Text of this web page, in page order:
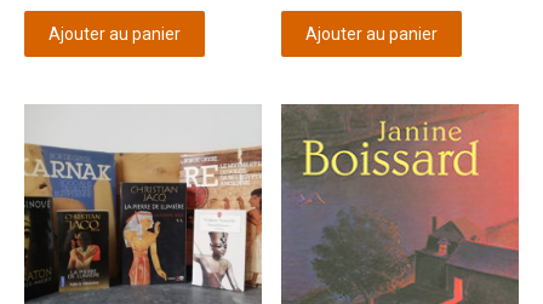
Ajouter au panier Ajouter au panier